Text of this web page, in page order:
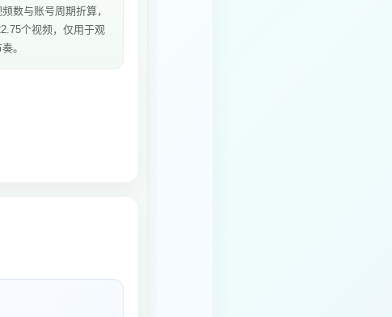
数与账号周期折算，
个视频，仅用于观
。